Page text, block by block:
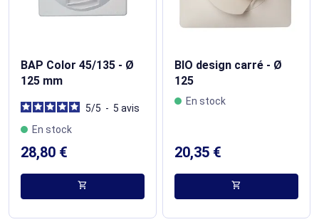
BAP Color 45/135 - Ø
125 mm
5/5 - 5 avis
En stock
28,80 €
shopping_cart
BIO design carré - Ø
125
En stock
20,35 €
shopping_cart